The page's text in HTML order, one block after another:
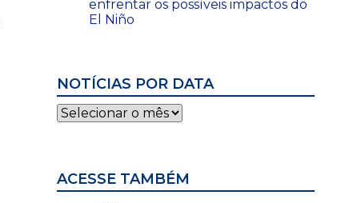
enfrentar os possíveis impactos do
El Niño
NOTÍCIAS POR DATA
Notícias
por
ACESSE TAMBÉM